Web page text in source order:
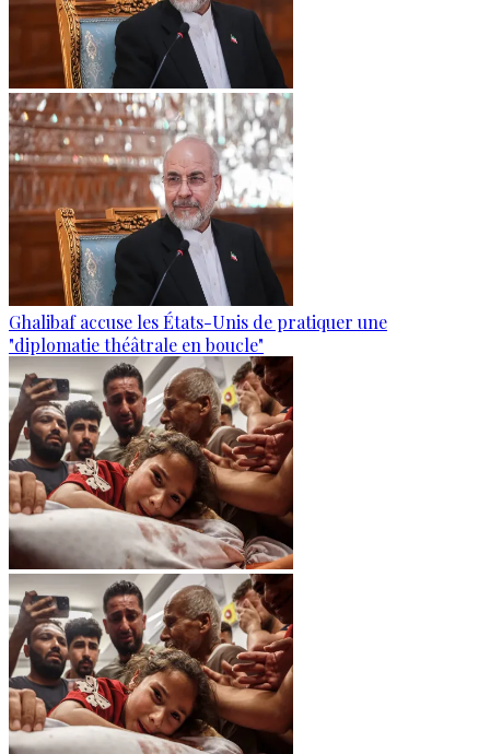
Ghalibaf accuse les États-Unis de pratiquer une
"diplomatie théâtrale en boucle"